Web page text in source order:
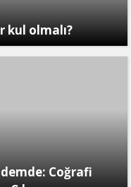
kul olmalı?
Coğrafi